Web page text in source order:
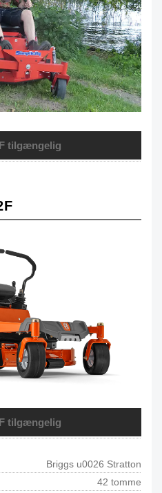
tilgængelig
tilgængelig
Briggs u0026 Stratton
42 tomme